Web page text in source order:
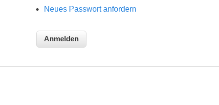
Neues Passwort anfordern